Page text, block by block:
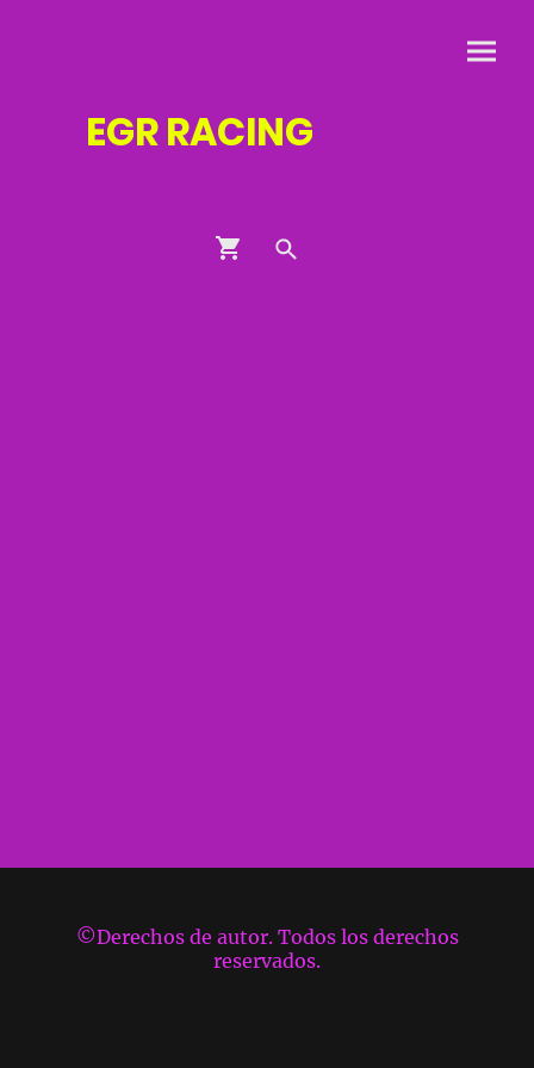
EGRRACING
©Derechos de autor. Todos los derechos
reservados.